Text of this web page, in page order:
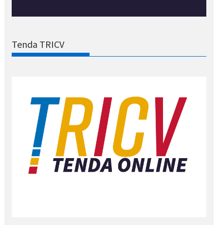
Tenda TRICV